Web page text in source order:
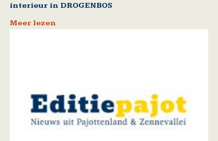
interieur in DROGENBOS
Meer lezen